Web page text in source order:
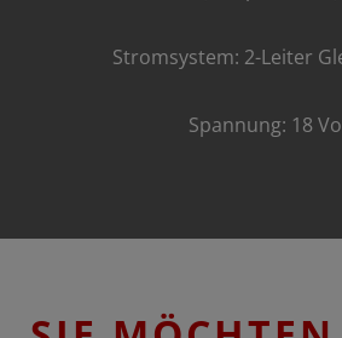
Stromsystem: 2-Leiter
Spannung: 18